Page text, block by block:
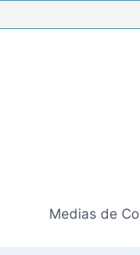
Medias de